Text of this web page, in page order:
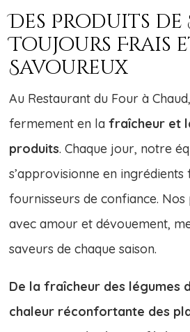
Des Produits de
Toujours Frais
Savoureux
Au Restaurant du Four à
fermement en lafraîcheur et
produits. Chaque jour, notre
s’approvisionne en
fournisseurs de confiance.
avec amour et dévouement,
saveurs de chaque saison.
De la fraîcheur des légumes
chaleur réconfortante des